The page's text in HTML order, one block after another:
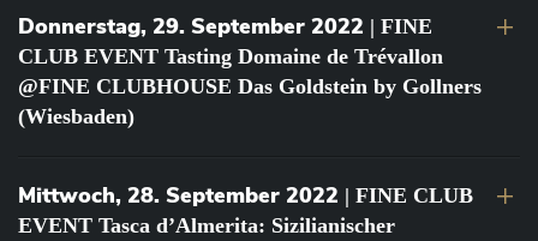
Donnerstag, 29. September 2022 | FINE
CLUB EVENT Tasting Domaine de Trévallon
@FINE CLUBHOUSE Das Goldstein by Gollners
(Wiesbaden)
Mittwoch, 28. September 2022 | FINE CLUB
EVENT Tasca d’Almerita: Sizilianischer